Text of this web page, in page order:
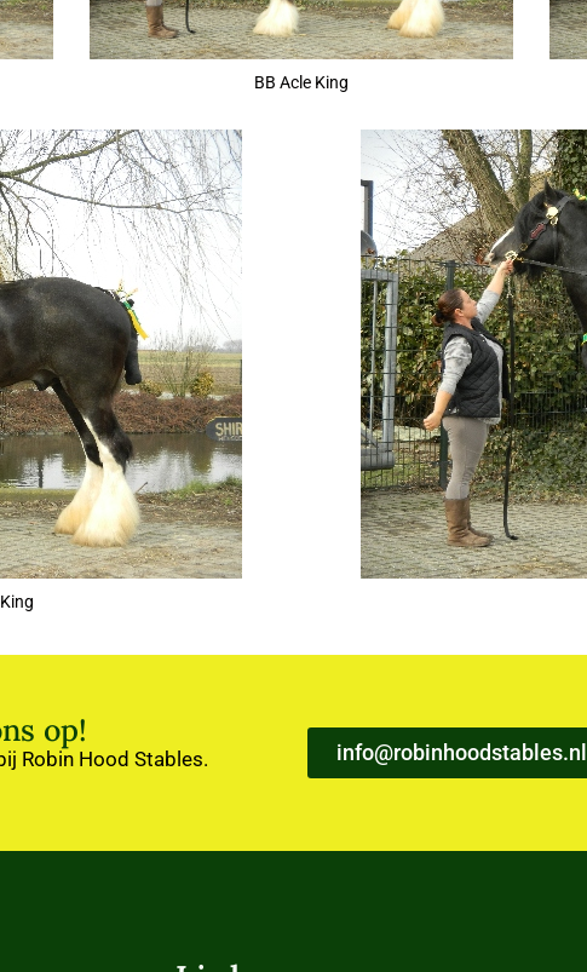
BB Acle King
op!
Robin Hood Stables. info@robinhoodstables.nl